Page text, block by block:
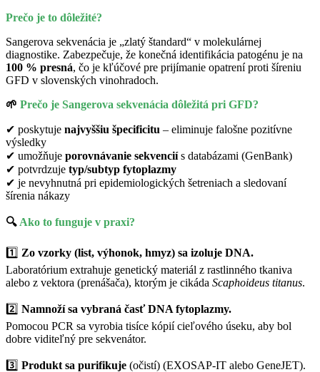
Prečo je to dôležité?
Sangerova sekvenácia je „zlatý štandard“ v molekulárnej
diagnostike. Zabezpečuje, že konečná identifikácia patogénu je na
100 % presná, čo je kľúčové pre prijímanie opatrení proti šíreniu
GFD v slovenských vinohradoch.
🌱 Prečo je Sangerova sekvenácia dôležitá pri GFD?
✔ poskytuje najvyššiu špecificitu – eliminuje falošne pozitívne
výsledky
✔ umožňuje porovnávanie sekvenciís databázami (GenBank)
✔ potvrdzuje typ/subtyp fytoplazmy
✔ je nevyhnutná pri epidemiologických šetreniach a sledovaní
šírenia nákazy
🔍 Ako to funguje v praxi?
1️⃣ Zo vzorky (list, výhonok, hmyz) sa izoluje DNA.
Laboratórium extrahuje genetický materiál z rastlinného tkaniva
alebo z vektora (prenášača), ktorým je cikáda Scaphoideus titanus.
2️⃣ Namnoží sa vybraná časť DNA fytoplazmy.
Pomocou PCR sa vyrobia tisíce kópií cieľového úseku, aby bol
dobre viditeľný pre sekvenátor.
3️⃣ Produkt sa purifikuje (očistí) (EXOSAP-IT alebo GeneJET).